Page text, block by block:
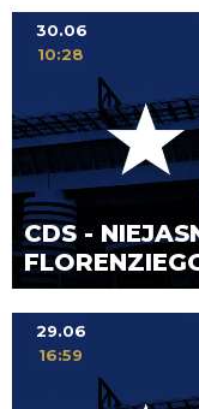
CDS -
30.06
10:28
29.06
16:59